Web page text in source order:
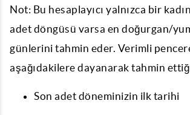
Not: Bu hesaplayıcı yalnızca bir
adet döngüsü varsa en doğurgan/
günlerini tahmin eder. Verimli
aşağıdakilere dayanarak tahmin
Son adet döneminizin ilk tarihi